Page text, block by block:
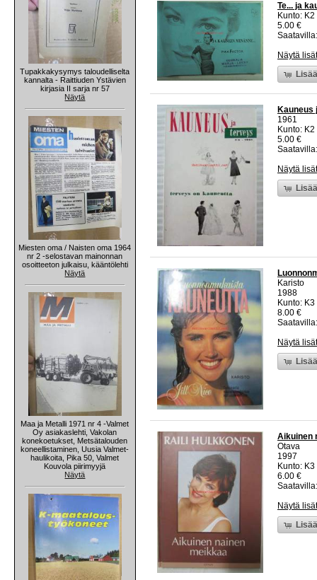
Tupakkakysymys taloudelliselta
kannalta - Raittiuden Ystävien
kirjasia II sarja nr 57
Näytä
Miesten oma / Naisten oma 1964
nr 2 -selostavan mainonnan
osoitteeton julkaisu, kääntölehti
Näytä
Maa ja Metalli 1971 nr 4 -Valmet
Oy asiakaslehti, Vakolan
konekoetukset, Metsätalouden
koneellistaminen, Uusia Valmet-
haulikoita, Pika 50, Valmet
Kouvola piirimyyjä
Näytä
Te... ja
Kunto:
5.00 €
Näytä
Kauneus
1961
Kunto:
5.00 €
Näytä
Karisto
1988
Kunto:
8.00 €
Näytä
Aikuinen
Otava
1997
Kunto:
6.00 €
Näytä